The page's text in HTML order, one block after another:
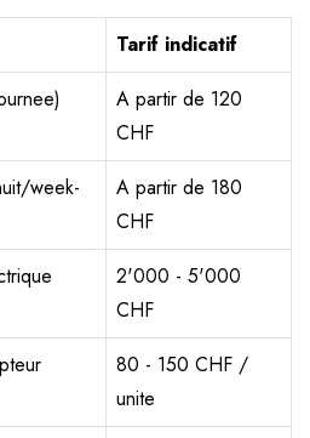
Tarif indicatif
A partir de 120
CHF
week-
A partir de 180
CHF
2'000 - 5'000
CHF
80 - 150 CHF /
unite